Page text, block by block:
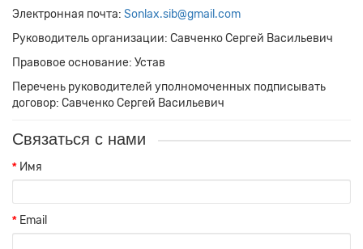
Электронная почта: Sonlax.sib@gmail.com
Руководитель организации: Савченко Сергей Васильевич
Правовое основание: Устав
Перечень руководителей уполномоченных подписывать
договор: Савченко Сергей Васильевич
Связаться с нами
Имя
Email